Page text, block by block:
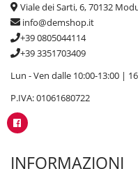
Viale dei Sarti, 6, 70132
info@demshop.it
+39 0805044114
+39 3351703409
Lun - Ven dalle 10:00-13:00 |
P.IVA: 01061680722
INFORMAZIONI